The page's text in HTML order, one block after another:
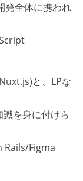
発全体に携われ
と、LPな
を身に付けら
Rails/Figma